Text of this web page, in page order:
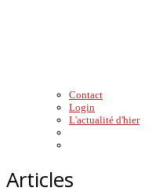
Contact
Login
L'actualité d'hier
Articles